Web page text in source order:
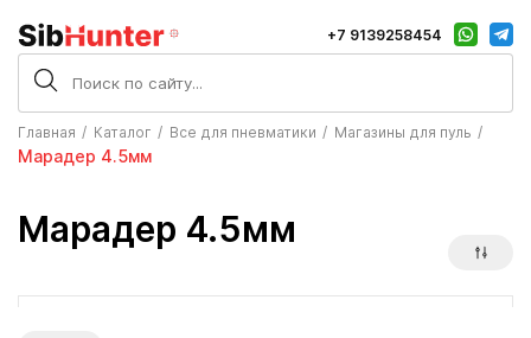
+7 9139258454
Главная Каталог Все для пневматики Магазины для пуль
Марадер 4.5мм
Марадер 4.5мм